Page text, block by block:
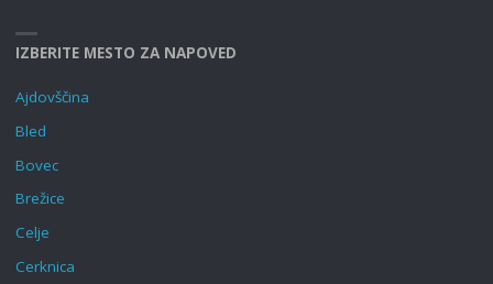
IZBERITE MESTO ZA NAPOVED
Ajdovščina
Bled
Bovec
Brežice
Celje
Cerknica